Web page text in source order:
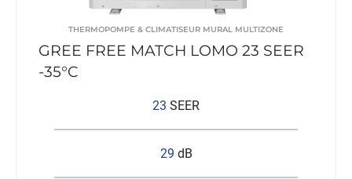
THERMOPOMPE & CLIMATISEUR MURAL MULTIZONE
GREE FREE MATCH LOMO 23 SEER
-35°C
23 SEER
29 dB